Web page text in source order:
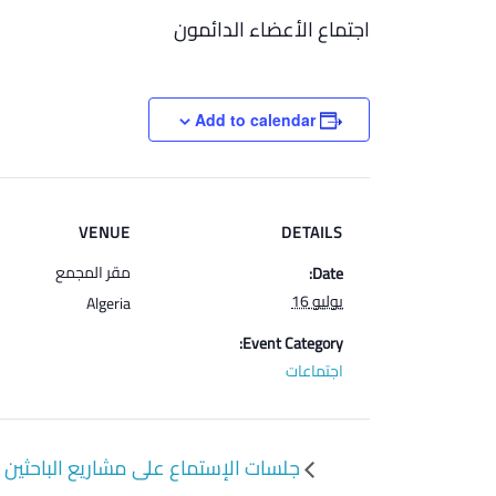
اجتماع الأعضاء الدائمون
Add to calendar
DETAILS
Date:
يوليو 16
Event Category:
اجتماعات
VENUE
مقر المجمع
Algeria
جلسات الإستماع على مشاريع الباحثين